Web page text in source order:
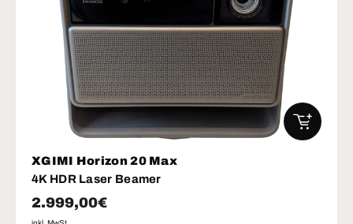
XGIMI Horizon 20 Max
4K HDR Laser Beamer
Normaler Preis
2.999,00€
IN DEN